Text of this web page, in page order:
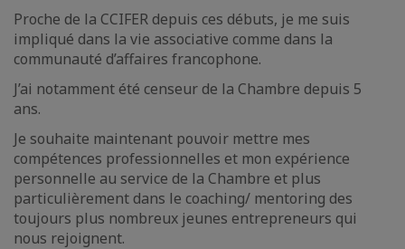
Proche de la CCIFER depuis ces débuts, je me suis
impliqué dans la vie associative comme dans la
communauté d’affaires francophone.
J’ai notamment été censeur de la Chambre depuis 5
ans.
Je souhaite maintenant pouvoir mettre mes
compétences professionnelles et mon expérience
personnelle au service de la Chambre et plus
particulièrement dans le coaching/ mentoring des
toujours plus nombreux jeunes entrepreneurs qui
nous rejoignent.